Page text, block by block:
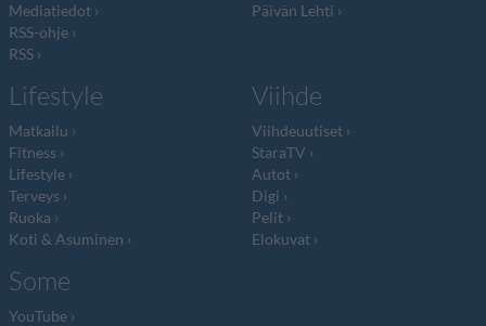
Mediatiedot
RSS-ohje
RSS
Päivän Lehti
Lifestyle
Matkailu
Fitness
Lifestyle
Terveys
Ruoka
Koti & Asuminen
Viihde
Viihdeuutiset
StaraTV
Autot
Digi
Pelit
Elokuvat
Some
YouTube